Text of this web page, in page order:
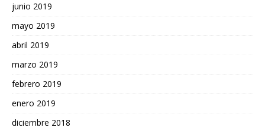
junio 2019
mayo 2019
abril 2019
marzo 2019
febrero 2019
enero 2019
diciembre 2018